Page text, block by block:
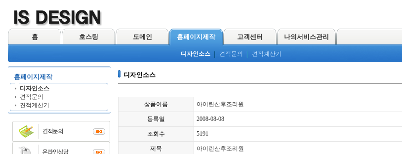
홈 호스팅 도메인 홈페이지제작 고객센터 나의서비스관리
디자인소스 견적문의 견적계산기
홈페이지제작
디자인소스
견적문의
견적계산기
디자인소스
상품이름 아이린산후조리원
등록일 2008-08-08
조회수 5191
제목 아이린산후조리원